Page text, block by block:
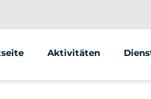
Aktivitäten
Segway